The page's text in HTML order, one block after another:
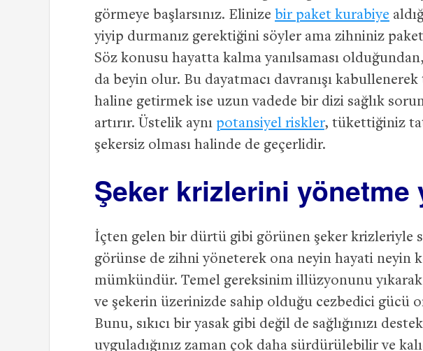
görmeye başlarsınız. Elinize bir paket kurabiye
yiyip durmanız gerektiğini söyler ama zihniniz
Söz konusu hayatta kalma yanılsaması
da beyin olur. Bu dayatmacı davranışı
haline getirmek ise uzun vadede bir dizi sağlık
artırır. Üstelik aynı potansiyel riskler, tükettiğiniz
şekersiz olması halinde de geçerlidir.
Şeker krizlerini yönetme
İçten gelen bir dürtü gibi görünen şeker krizleriyle
görünse de zihni yöneterek ona neyin hayati neyin
mümkündür. Temel gereksinim illüzyonunu
ve şekerin üzerinizde sahip olduğu cezbedici gücü
Bunu, sıkıcı bir yasak gibi değil de sağlığınızı
uyguladığınız zaman çok daha sürdürülebilir ve